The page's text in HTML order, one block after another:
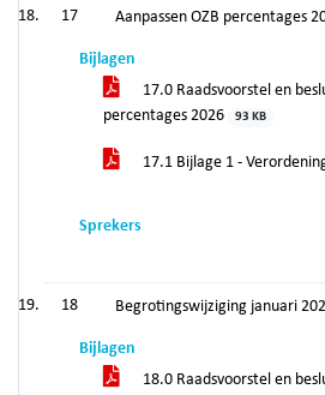
17 Aanpassen OZB percentages
Bijlagen
17.0 Raadsvoorstel en
percentages 2026
93 KB
17.1 Bijlage 1 -
Sprekers
18 Begrotingswijziging januari
Bijlagen
18.0 Raadsvoorstel en